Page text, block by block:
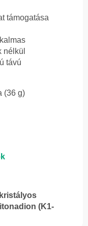
támogatása
nélkül
távú
(36 g)
(K1-